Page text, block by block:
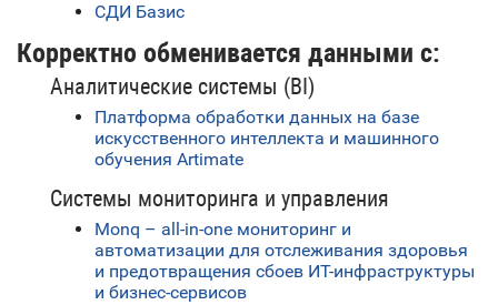
СДИ Базис
Корректно обменивается данными с:
Аналитические системы (BI)
Платформа обработки данных на базе
искусственного интеллекта и машинного
обучения Artimate
Системы мониторинга и управления
Monq – all-in-one мониторинг и
автоматизации для отслеживания здоровья
и предотвращения сбоев ИТ-инфраструктуры
и бизнес-сервисов